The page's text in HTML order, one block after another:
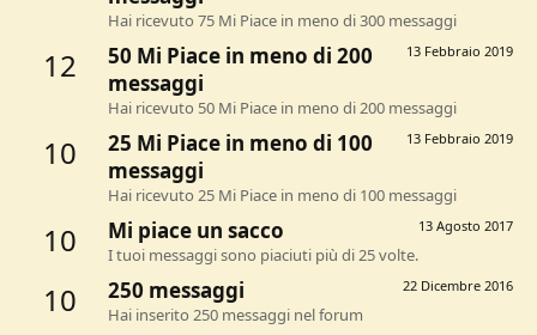
Hai ricevuto 75 Mi Piace in meno di 300 messaggi
12 13 Febbraio 2019
50 Mi Piace in meno di 200
messaggi
Hai ricevuto 50 Mi Piace in meno di 200 messaggi
10 13 Febbraio 2019
25 Mi Piace in meno di 100
messaggi
Hai ricevuto 25 Mi Piace in meno di 100 messaggi
10 13 Agosto 2017
Mi piace un sacco
I tuoi messaggi sono piaciuti più di 25 volte.
10 22 Dicembre 2016
250 messaggi
Hai inserito 250 messaggi nel forum